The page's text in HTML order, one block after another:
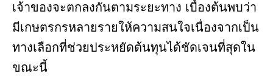
เจ้าของจะตกลงกันตามระยะทาง เบื้องต้นพบว่า
มีเกษตรกรหลายรายให้ความสนใจเนื่องจากเป็น
ทางเลือกที่ช่วยประหยัดต้นทุนได้ชัดเจนที่สุดใน
ขณะนี้